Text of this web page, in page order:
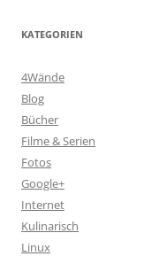
KATEGORIEN
4Wände
Blog
Bücher
Filme & Serien
Fotos
Google+
Internet
Kulinarisch
Linux